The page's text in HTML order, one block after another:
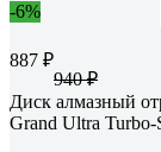
-6%
887 ₽
940 ₽
Диск алмазный
Grand Ultra Turbo-